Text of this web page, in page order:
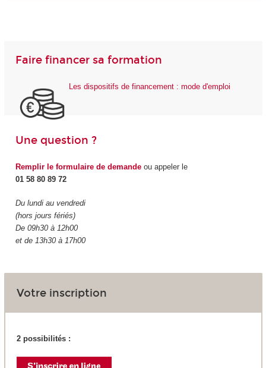
Faire financer sa formation
Les dispositifs de financement : mode d'emploi
Une question ?
Remplir le formulaire de demandeou appeler le
01 58 80 89 72
Du lundi au vendredi
(hors jours fériés)
De 09h30 à 12h00
et de 13h30 à 17h00
Votre inscription
2 possibilités :